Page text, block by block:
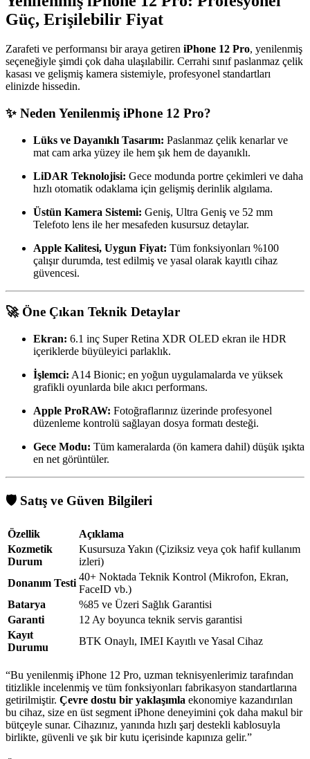
Güç, Erişilebilir Fiyat
Zarafeti ve performansı bir araya getiren iPhone 12 Pro, yenilenmiş
seçeneğiyle şimdi çok daha ulaşılabilir. Cerrahi sınıf paslanmaz çelik
kasası ve gelişmiş kamera sistemiyle, profesyonel standartları
elinizde hissedin.
✨ Neden Yenilenmiş iPhone 12 Pro?
Lüks ve Dayanıklı Tasarım: Paslanmaz çelik kenarlar ve
mat cam arka yüzey ile hem şık hem de dayanıklı.
LiDAR Teknolojisi: Gece modunda portre çekimleri ve daha
hızlı otomatik odaklama için gelişmiş derinlik algılama.
Üstün Kamera Sistemi: Geniş, Ultra Geniş ve 52 mm
Telefoto lens ile her mesafeden kusursuz detaylar.
Apple Kalitesi, Uygun Fiyat: Tüm fonksiyonları %100
çalışır durumda, test edilmiş ve yasal olarak kayıtlı cihaz
güvencesi.
🚀 Öne Çıkan Teknik Detaylar
Ekran: 6.1 inç Super Retina XDR OLED ekran ile HDR
içeriklerde büyüleyici parlaklık.
İşlemci: A14 Bionic; en yoğun uygulamalarda ve yüksek
grafikli oyunlarda bile akıcı performans.
Apple ProRAW: Fotoğraflarınız üzerinde profesyonel
düzenleme kontrolü sağlayan dosya formatı desteği.
Gece Modu: Tüm kameralarda (ön kamera dahil) düşük ışıkta
en net görüntüler.
🛡 Satış ve Güven Bilgileri
Özellik
Açıklama
Kozmetik
Durum
Kusursuza Yakın (Çiziksiz veya çok hafif kullanım
izleri)
Donanım Testi
40+ Noktada Teknik Kontrol (Mikrofon, Ekran,
FaceID vb.)
Batarya
%85 ve Üzeri Sağlık Garantisi
Garanti
12 Ay boyunca teknik servis garantisi
Kayıt
Durumu
BTK Onaylı, IMEI Kayıtlı ve Yasal Cihaz
“Bu yenilenmiş iPhone 12 Pro, uzman teknisyenlerimiz tarafından
titizlikle incelenmiş ve tüm fonksiyonları fabrikasyon standartlarına
getirilmiştir. Çevre dostu bir yaklaşımla ekonomiye kazandırılan
bu cihaz, size en üst segment iPhone deneyimini çok daha makul bir
bütçeyle sunar. Cihazınız, yanında hızlı şarj destekli kablosuyla
birlikte, güvenli ve şık bir kutu içerisinde kapınıza gelir.”